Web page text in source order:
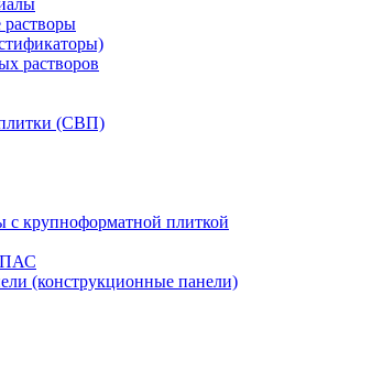
растворы
растворов
(СВП)
с крупноформатной плиткой
(конструкционные панели)